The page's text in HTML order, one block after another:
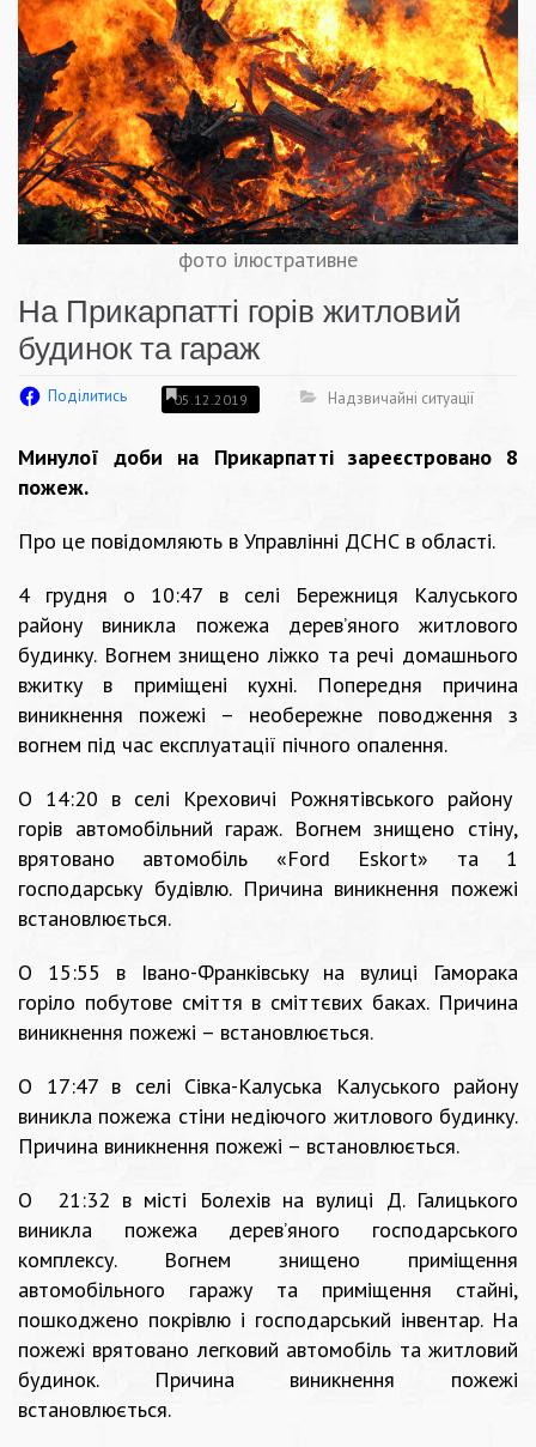
фото ілюстративне
На Прикарпатті горів житловий
будинок та гараж
Поділитись 05.12.2019 Надзвичайні ситуації
Минулої доби на Прикарпатті зареєстровано 8
пожеж.
Про це повідомляють в Управлінні ДСНС в області.
4 грудня о 10:47 в селі Бережниця Калуського
району виникла пожежа дерев’яного житлового
будинку. Вогнем знищено ліжко та речі домашнього
вжитку в приміщені кухні. Попередня причина
виникнення пожежі – необережне поводження з
вогнем під час експлуатації пічного опалення.
О 14:20 в селі Креховичі Рожнятівського району
горів автомобільний гараж. Вогнем знищено стіну,
врятовано автомобіль «Ford Eskort» та 1
господарську будівлю. Причина виникнення пожежі
встановлюється.
О 15:55 в Івано-Франківську на вулиці Гаморака
горіло побутове сміття в сміттєвих баках. Причина
виникнення пожежі – встановлюється.
О 17:47 в селі Сівка-Калуська Калуського району
виникла пожежа стіни недіючого житлового будинку.
Причина виникнення пожежі – встановлюється.
О 21:32 в місті Болехів на вулиці Д. Галицького
виникла пожежа дерев’яного господарського
комплексу. Вогнем знищено приміщення
автомобільного гаражу та приміщення стайні,
пошкоджено покрівлю і господарський інвентар. На
пожежі врятовано легковий автомобіль та житловий
будинок. Причина виникнення пожежі
встановлюється.